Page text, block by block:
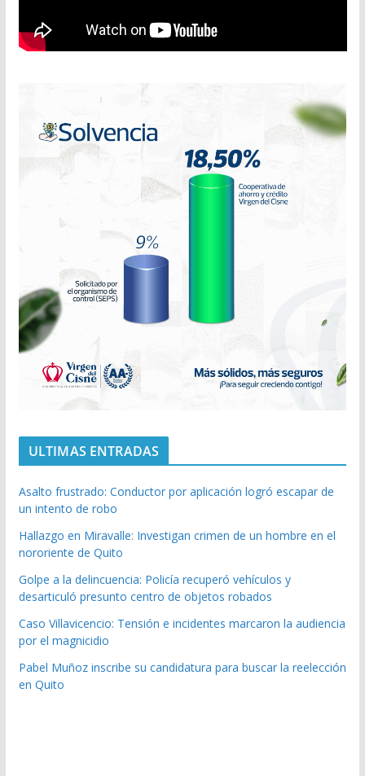
ULTIMAS ENTRADAS
Asalto frustrado: Conductor por aplicación logró escapar de
un intento de robo
Hallazgo en Miravalle: Investigan crimen de un hombre en el
nororiente de Quito
Golpe a la delincuencia: Policía recuperó vehículos y
desarticuló presunto centro de objetos robados
Caso Villavicencio: Tensión e incidentes marcaron la audiencia
por el magnicidio
Pabel Muñoz inscribe su candidatura para buscar la reelección
en Quito